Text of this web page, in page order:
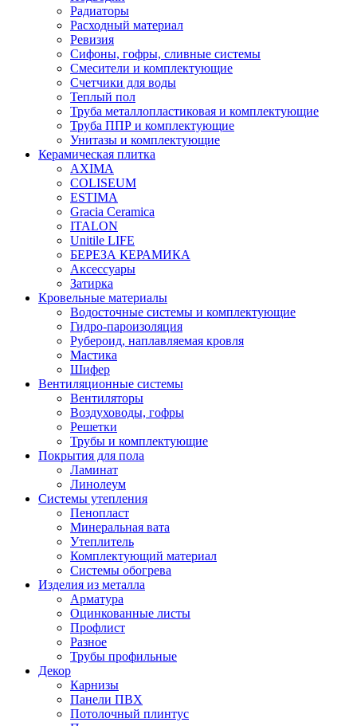
Радиаторы
Расходный материал
Ревизия
Сифоны, гофры, сливные системы
Смесители и комплектующие
Счетчики для воды
Теплый пол
Труба металлопластиковая и комплектующие
Труба ППР и комплектующие
Унитазы и комплектующие
Керамическая плитка
AXIMA
COLISEUM
ESTIMA
Gracia Ceramica
ITALON
Unitile LIFE
БЕРЕЗА КЕРАМИКА
Аксессуары
Затирка
Кровельные материалы
Водосточные системы и комплектующие
Гидро-пароизоляция
Рубероид, наплавляемая кровля
Мастика
Шифер
Вентиляционные системы
Вентиляторы
Воздуховоды, гофры
Решетки
Трубы и комплектующие
Покрытия для пола
Ламинат
Линолеум
Системы утепления
Пенопласт
Минеральная вата
Утеплитель
Комплектующий материал
Системы обогрева
Изделия из металла
Арматура
Оцинкованные листы
Профлист
Разное
Трубы профильные
Декор
Карнизы
Панели ПВХ
Потолочный плинтус